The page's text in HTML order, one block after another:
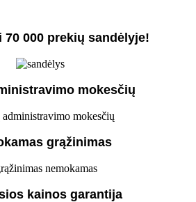
70 000 prekių sandėlyje!
mokesčių
grąžinimas
kainos garantija